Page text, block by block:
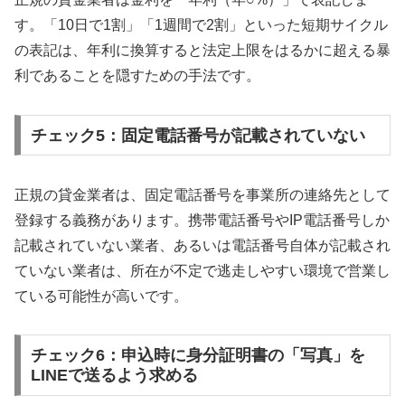
す。「10日で1割」「1週間で2割」といった短期サイクル
の表記は、年利に換算すると法定上限をはるかに超える暴
利であることを隠すための手法です。
チェック5：固定電話番号が記載されていない
正規の貸金業者は、固定電話番号を事業所の連絡先として
登録する義務があります。携帯電話番号やIP電話番号しか
記載されていない業者、あるいは電話番号自体が記載され
ていない業者は、所在が不定で逃走しやすい環境で営業し
ている可能性が高いです。
チェック6：申込時に身分証明書の「写真」を
LINEで送るよう求める